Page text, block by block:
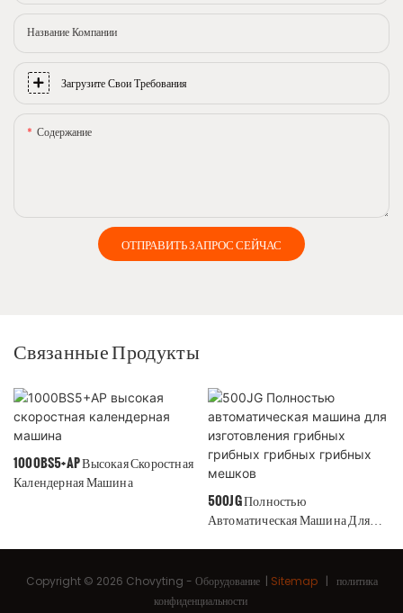
Название Компании
Загрузите Свои Требования
Содержание
ОТПРАВИТЬ ЗАПРОС СЕЙЧАС
Связанные Продукты
1000BS5+AP Высокая Скоростная
Календерная Машина
500JG Полностью
Автоматическая Машина Для
Copyright © 2026 Chovyting - Оборудование | Sitemap | политика
конфиденциальности